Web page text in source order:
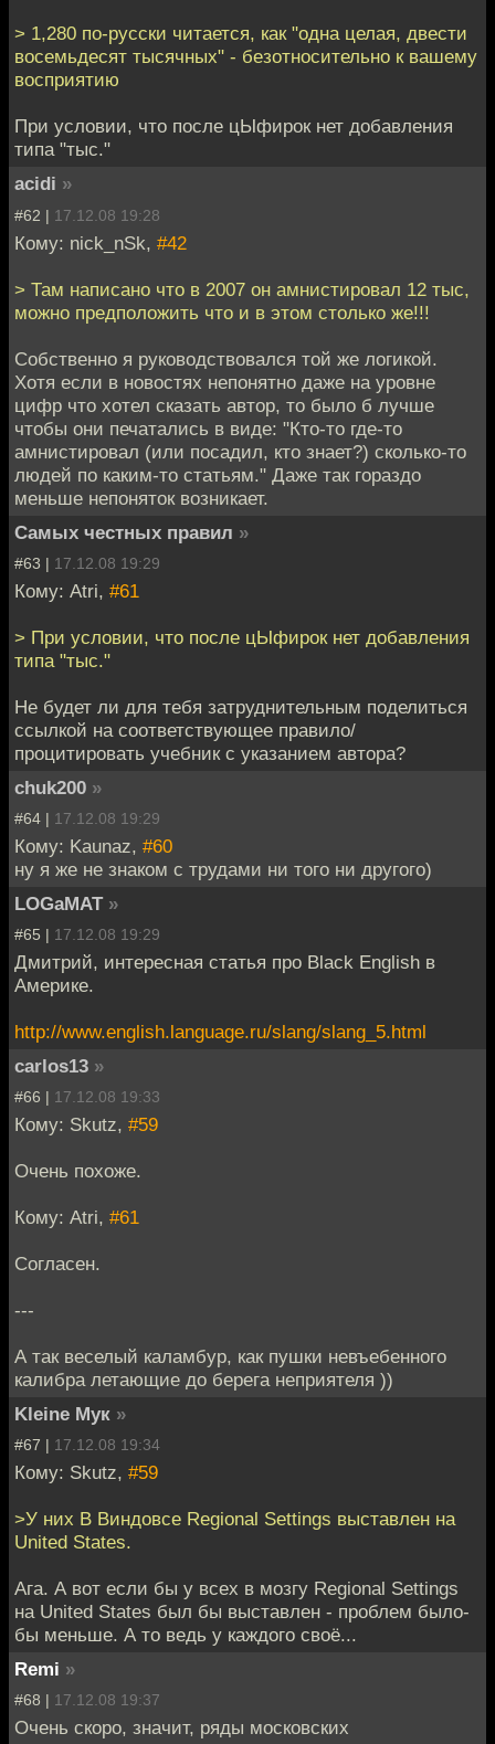
> 1,280 по-русски читается, как "одна целая, двести
восемьдесят тысячных" - безотносительно к вашему
восприятию
При условии, что после цЫфирок нет добавления
типа "тыс."
acidi »
#62 | 17.12.08 19:28
Кому: nick_nSk, #42
> Там написано что в 2007 он амнистировал 12 тыс,
можно предположить что и в этом столько же!!!
Собственно я руководствовался той же логикой.
Хотя если в новостях непонятно даже на уровне
цифр что хотел сказать автор, то было б лучше
чтобы они печатались в виде: "Кто-то где-то
амнистировал (или посадил, кто знает?) сколько-то
людей по каким-то статьям." Даже так гораздо
меньше непоняток возникает.
Самых честных правил »
#63 | 17.12.08 19:29
Кому: Atri, #61
> При условии, что после цЫфирок нет добавления
типа "тыс."
Не будет ли для тебя затруднительным поделиться
ссылкой на соответствующее правило/
процитировать учебник с указанием автора?
chuk200 »
#64 | 17.12.08 19:29
Кому: Kaunaz, #60
ну я же не знаком с трудами ни того ни другого)
LOGaMAT »
#65 | 17.12.08 19:29
Дмитрий, интересная статья про Black English в
Америке.
http://www.english.language.ru/slang/slang_5.html
carlos13 »
#66 | 17.12.08 19:33
Кому: Skutz, #59
Очень похоже.
Кому: Atri, #61
Согласен.
---
А так веселый каламбур, как пушки невъебенного
калибра летающие до берега неприятеля ))
Kleine Мук »
#67 | 17.12.08 19:34
Кому: Skutz, #59
>У них В Виндовсе Regional Settings выставлен на
United States.
Ага. А вот если бы у всех в мозгу Regional Settings
на United States был бы выставлен - проблем было-
бы меньше. А то ведь у каждого своё...
Remi »
#68 | 17.12.08 19:37
Очень скоро, значит, ряды московских